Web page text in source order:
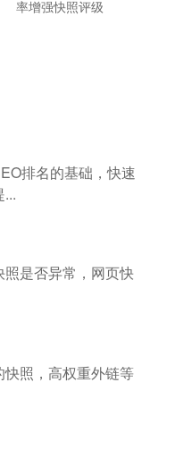
率增强快照评级
排名的基础，快速
是否异常，网页快
照，高权重外链等